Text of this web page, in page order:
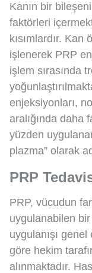
Kanın bir
faktörleri
kısımlardır.
işlenerek PRP
işlem sırasında
enjeksiyonları,
aralığında daha
yüzden
plazma” olarak
PRP
PRP, vücudun
uygulanabilen
uygulanışı
göre hekim
alınmaktadır.